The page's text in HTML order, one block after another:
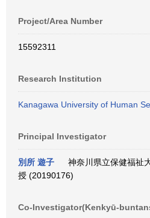
Project/Area Number
15592311
Research Institution
Kanagawa University of Human
Principal Investigator
別所 遊子
神奈川県立保健福祉
授 (20190176)
Co-Investigator(Kenkyū-